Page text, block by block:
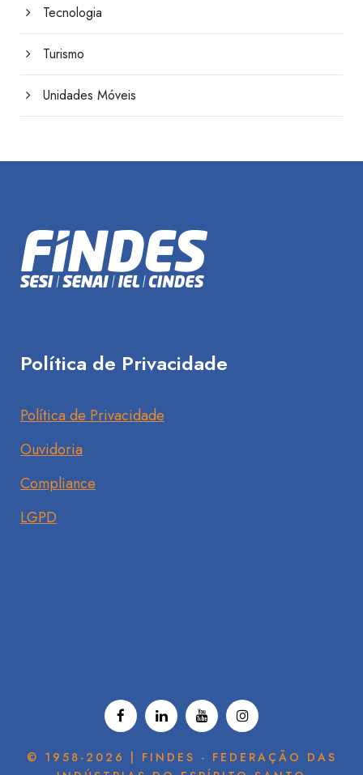
Tecnologia
Turismo
Unidades Móveis
Política de Privacidade
Política de Privacidade
Ouvidoria
Compliance
LGPD
© 1958-2026 | FINDES - FEDERAÇÃO DAS